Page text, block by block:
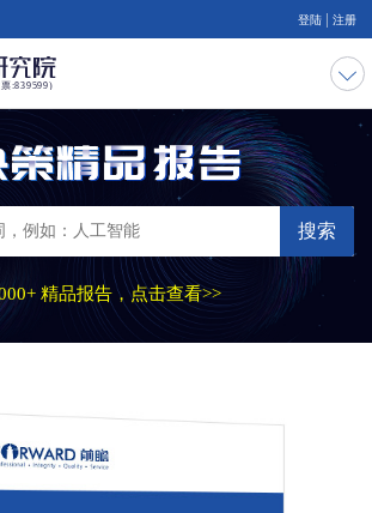
登陆 注册
搜索
精品报告，点击查看>>